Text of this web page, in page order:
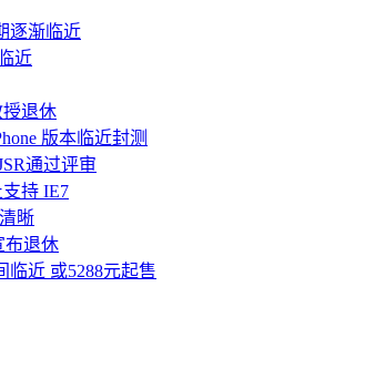
逐渐临近
近
授退休
版本临近封测
通过评审
支持 IE7
晰
布退休
临近 或5288元起售